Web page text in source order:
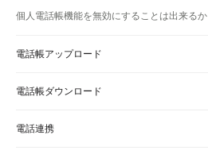
個人電話帳機能を無効にすることは出来るか
電話帳アップロード
電話帳ダウンロード
電話連携